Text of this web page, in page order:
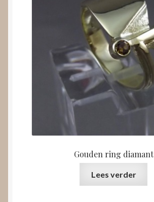
Gouden ring diamant
Lees verder